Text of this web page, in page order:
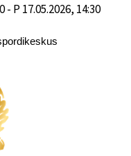
- P 17.05.2026, 14:30